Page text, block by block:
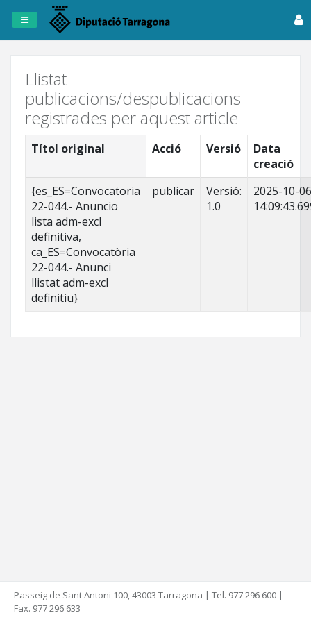
Registre
de
Dipta
Tots
els
registres
Llistat
publicacions/despublicacions
registrades per aquest article
Títol original Acció Versió
Data
creació
{es_ES=Convocatoria
22-044.- Anuncio
lista adm-excl
definitiva,
ca_ES=Convocatòria
22-044.- Anunci
llistat adm-excl
definitiu}
publicar
Versió:
1.0
2025-10-06
Passeig de Sant Antoni 100, 43003 Tarragona | Tel. 977 296 600 |
Fax. 977 296 633